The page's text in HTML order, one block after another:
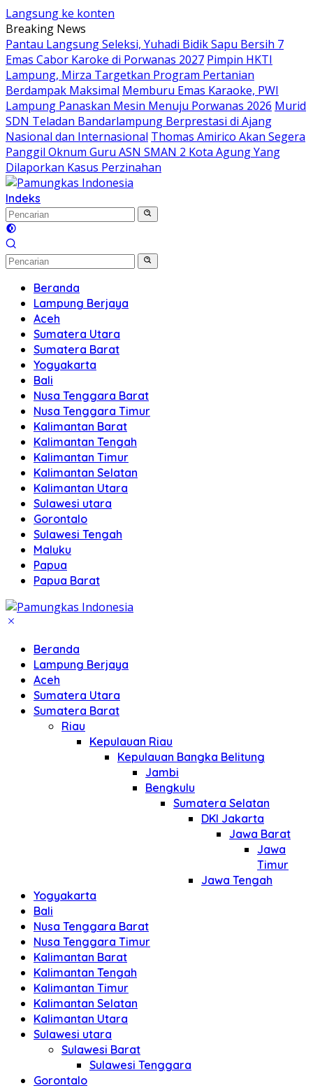
Langsung ke konten
Breaking News
Pantau Langsung Seleksi, Yuhadi Bidik Sapu Bersih 7
Emas Cabor Karoke di Porwanas 2027 Pimpin HKTI
Lampung, Mirza Targetkan Program Pertanian
Berdampak Maksimal Memburu Emas Karaoke, PWI
Lampung Panaskan Mesin Menuju Porwanas 2026 Murid
SDN Teladan Bandarlampung Berprestasi di Ajang
Nasional dan Internasional Thomas Amirico Akan Segera
Panggil Oknum Guru ASN SMAN 2 Kota Agung Yang
Dilaporkan Kasus Perzinahan
Indeks
Beranda
Lampung Berjaya
Aceh
Sumatera Utara
Sumatera Barat
Yogyakarta
Bali
Nusa Tenggara Barat
Nusa Tenggara Timur
Kalimantan Barat
Kalimantan Tengah
Kalimantan Timur
Kalimantan Selatan
Kalimantan Utara
Sulawesi utara
Gorontalo
Sulawesi Tengah
Maluku
Papua
Papua Barat
Beranda
Lampung Berjaya
Aceh
Sumatera Utara
Sumatera Barat
Riau
Kepulauan Riau
Kepulauan Bangka Belitung
Jambi
Bengkulu
Sumatera Selatan
DKI Jakarta
Jawa Barat
Jawa
Timur
Jawa Tengah
Yogyakarta
Bali
Nusa Tenggara Barat
Nusa Tenggara Timur
Kalimantan Barat
Kalimantan Tengah
Kalimantan Timur
Kalimantan Selatan
Kalimantan Utara
Sulawesi utara
Sulawesi Barat
Sulawesi Tenggara
Gorontalo